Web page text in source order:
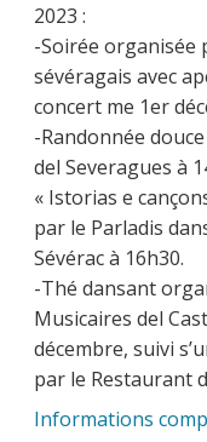
2023 :
-Soirée
sévéragais avec
concert me 1er
-Randonnée
del Severagues à
« Istorias e
par le Parladis
Sévérac à 16h30.
-Thé dansant
Musicaires del
décembre, suivi
par le Restaurant
Informations